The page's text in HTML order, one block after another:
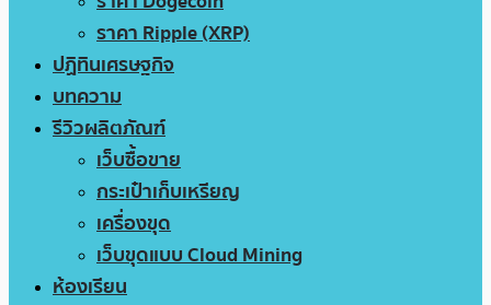
ราคา Ripple (XRP)
ปฏิทินเศรษฐกิจ
บทความ
รีวิวผลิตภัณฑ์
เว็บซื้อขาย
กระเป๋าเก็บเหรียญ
เครื่องขุด
เว็บขุดแบบ Cloud Mining
ห้องเรียน